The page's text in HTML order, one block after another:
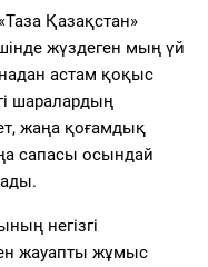
Қазақстан»
жүздеген мың үй
астам қоқыс
шаралардың
жаңа қоғамдық
сапасы осындай
негізгі
жауапты жұмыс